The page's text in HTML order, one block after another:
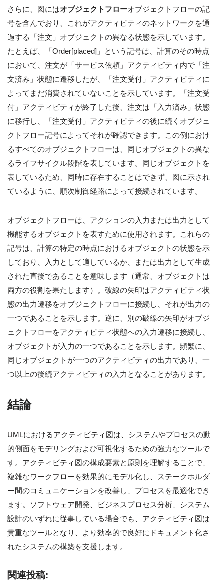
さらに、図にはオブジェクトフローオブジェクトフローの記
号を含んでおり、これがアクティビティのネットワークを通
過する「注文」オブジェクトの異なる状態を示しています。
たとえば、「Order[placed]」という記号は、計算のその時点
において、注文が「サービス依頼」アクティビティ内で「注
文済み」状態に遷移したが、「注文受付」アクティビティに
よってまだ消費されていないことを示しています。「注文受
付」アクティビティが終了した後、注文は「入力済み」状態
に移行し、「注文受付」アクティビティの後に続くオブジェ
クトフロー記号によってそれが確認できます。この例におけ
るすべてのオブジェクトフローは、同じオブジェクトの異な
るライフサイクル段階を表しています。同じオブジェクトを
表しているため、同時に存在することはできず、図に示され
ているように、順次制御経路によって接続されています。
オブジェクトフローは、アクションの入力または出力として
機能するオブジェクトを表すために使用されます。これらの
記号は、計算の特定の時点におけるオブジェクトの状態を示
しており、入力として適しているか、または出力として生成
された直後であることを意味します（通常、オブジェクトは
両方の役割を果たします）。破線の矢印はアクティビティ状
態の出力遷移をオブジェクトフローに接続し、それが出力の
一つであることを示します。逆に、別の破線の矢印がオブジ
ェクトフローをアクティビティ状態への入力遷移に接続し、
オブジェクトが入力の一つであることを示します。頻繁に、
同じオブジェクトが一つのアクティビティの出力であり、一
つ以上の後続アクティビティの入力となることがあります。
結論
UMLにおけるアクティビティ図は、システムやプロセスの動
的側面をモデリングおよび可視化するための強力なツールで
す。アクティビティ図の構成要素と原則を理解することで、
複雑なワークフローを効果的にモデル化し、ステークホルダ
ー間のコミュニケーションを改善し、プロセスを最適化でき
ます。ソフトウェア開発、ビジネスプロセス分析、システム
設計のいずれに従事している場合でも、アクティビティ図は
貴重なツールとなり、より効率的で良好にドキュメント化さ
れたシステムの構築を支援します。
関連投稿: